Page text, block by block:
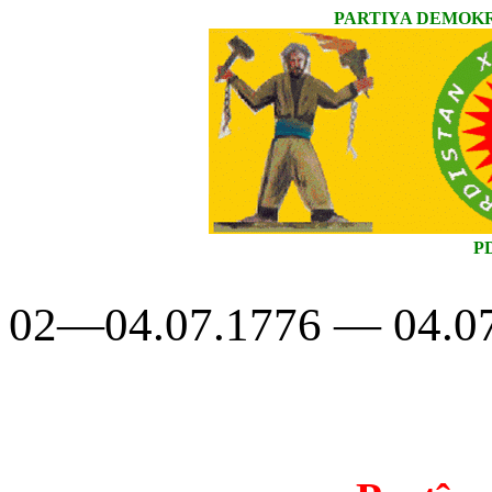
PARTIYA
02—04.07.1776 —